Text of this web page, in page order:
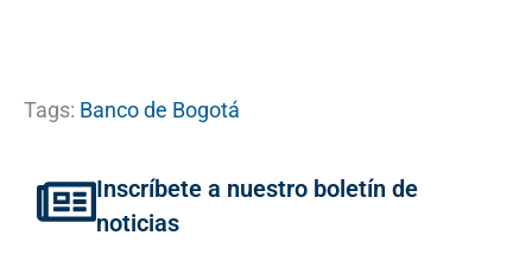
Tags: Banco de Bogotá
Inscríbete a nuestro boletín de
noticias